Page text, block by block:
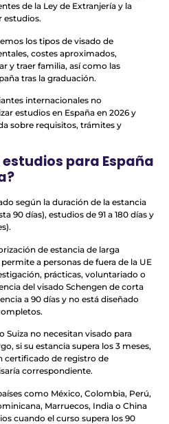
de la Ley de Extranjería y la
estudios.
los tipos de visado de
costes aproximados,
y traer familia, así como las
tras la graduación.
internacionales no
estudios en España en 2026 y
sobre requisitos, trámites y
estudios para España
según la duración de la estancia
90 días), estudios de 91 a 180 días y
de estancia de larga
a personas de fuera de la UE
prácticas, voluntariado o
del visado Schengen de corta
a 90 días y no está diseñado
Suiza no necesitan visado para
si su estancia supera los 3 meses,
certificado de registro de
correspondiente.
como México, Colombia, Perú,
Marruecos, India o China
cuando el curso supera los 90